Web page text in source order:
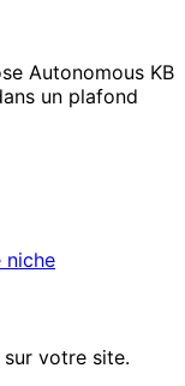
Autonomous KB
un plafond
niche
votre site.